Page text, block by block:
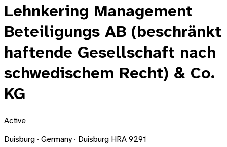
Lehnkering Management
Beteiligungs AB (beschränkt
haftende Gesellschaft nach
schwedischem Recht) & Co.
KG
Active
Duisburg · Germany · Duisburg HRA 9291